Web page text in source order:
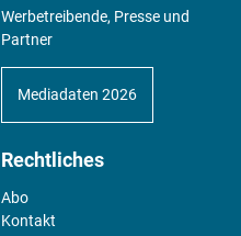
Werbetreibende, Presse und
Partner
Mediadaten 2026
Rechtliches
Abo
Kontakt